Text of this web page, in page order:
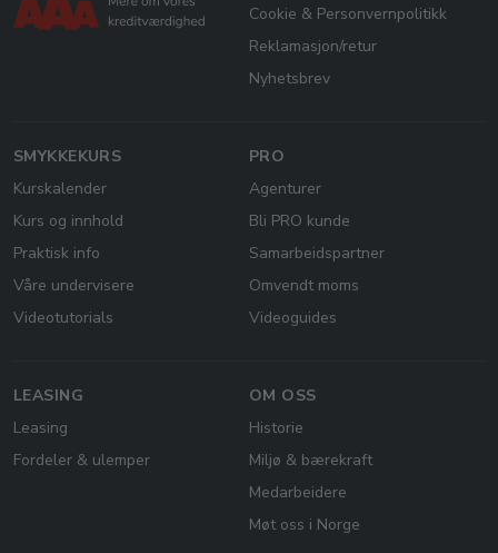
Cookie & Personvernpolitikk
Reklamasjon/retur
Nyhetsbrev
SMYKKEKURS
Kurskalender
Kurs og innhold
Praktisk info
Våre undervisere
Videotutorials
PRO
Agenturer
Bli PRO kunde
Samarbeidspartner
Omvendt moms
Videoguides
LEASING
Leasing
Fordeler & ulemper
OM OSS
Historie
Miljø & bærekraft
Medarbeidere
Møt oss i Norge